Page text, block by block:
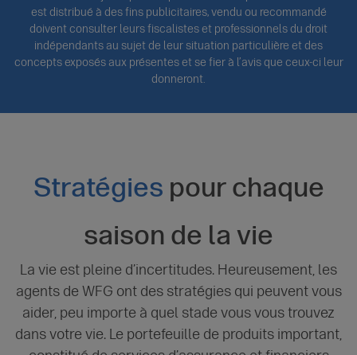
est distribué à des fins publicitaires, vendu ou recommandé
doivent consulter leurs fiscalistes et professionnels du droit
indépendants au sujet de leur situation particulière et des
concepts exposés aux présentes et se fier à l’avis que ceux-ci leur
donneront.
Stratégies pour chaque
saison de la vie
La vie est pleine d’incertitudes. Heureusement, les
agents de WFG ont des stratégies qui peuvent vous
aider, peu importe à quel stade vous vous trouvez
dans votre vie. Le portefeuille de produits important,